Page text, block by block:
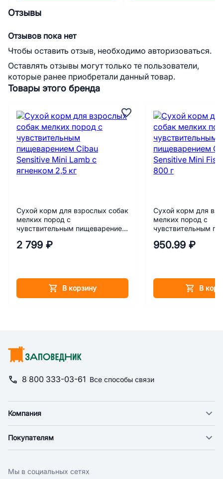
Товары этого бренда
Сухой корм для взрослых собак
мелких пород с
чувствительным пищеварением
ягненком 2,5 кг
2 799 ₽
В корзину
Сухой корм для
мелких пород с
чувствительным
800 г
950.99 ₽
В
Отзывы
Отзывов пока нет
Чтобы оставить отзыв, необходимо авторизоваться.
Оставлять отзывы могут только те пользователи,
которые ранее приобретали данный товар.
8 800 333-03-61 Все способы связи
Компания
Новости
Поставщикам
Покупателям
Оплата
Мы в социальных сетях